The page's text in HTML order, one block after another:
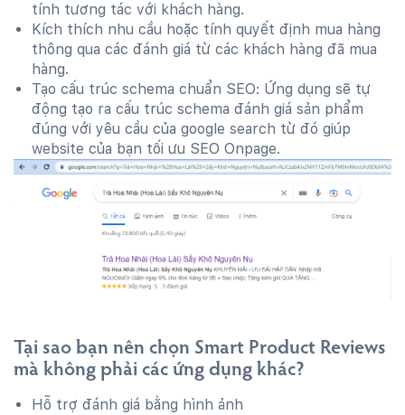
tính tương tác với khách hàng.
Kích thích nhu cầu hoặc tính quyết định mua hàng
thông qua các đánh giá từ các khách hàng đã mua
hàng.
Tạo cấu trúc schema chuẩn SEO: Ứng dụng sẽ tự
động tạo ra cấu trúc schema đánh giá sản phẩm
đúng với yêu cầu của google search từ đó giúp
website của bạn tối ưu SEO Onpage.
Tại sao bạn nên chọn Smart Product Reviews
mà không phải các ứng dụng khác?
Hỗ trợ đánh giá bằng hình ảnh